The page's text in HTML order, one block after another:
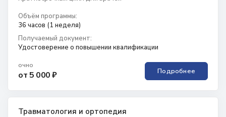
Объём программы:
36 часов (1 неделя)
Получаемый документ:
Удостоверение о повышении квалификации
очно
от 5 000 ₽ Подробнее
Травматология и ортопедия